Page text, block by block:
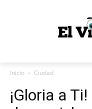
Inicio Ciudad
¡Gloria a